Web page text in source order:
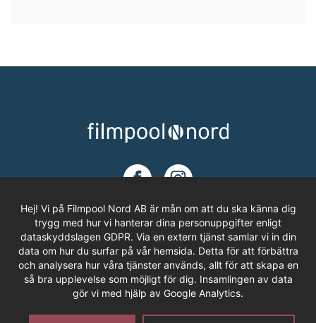
ADRESS
Filmpool Nord AB
Västra Varvsgatan 3, Bryggeriet
972 36 LULEÅ
Hej! Vi på Filmpool Nord AB är mån om att du ska känna dig
trygg med hur vi hanterar dina personuppgifter enligt
dataskyddslagen GDPR. Via en extern tjänst samlar vi in din
data om hur du surfar på vår hemsida. Detta för att förbättra
och analysera hur våra tjänster används, allt för att skapa en
så bra upplevelse som möjligt för dig. Insamlingen av data
gör vi med hjälp av Google Analytics.